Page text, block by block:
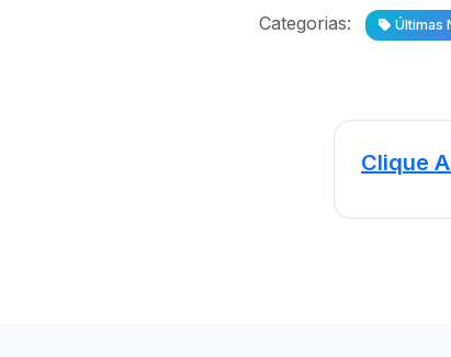
Categorias: Últimas
Clique